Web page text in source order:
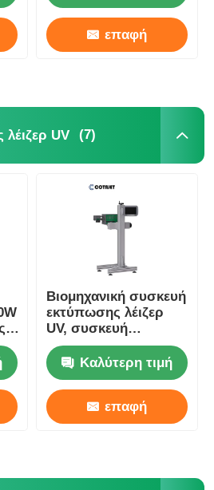
επαφή
UV (7)
/
Βιομηχανική συσκευή
εκτύπωσης λέιζερ
UV, συσκευή
σήμανσης λέιζερ UV
Καλύτερη τιμή
επαφή